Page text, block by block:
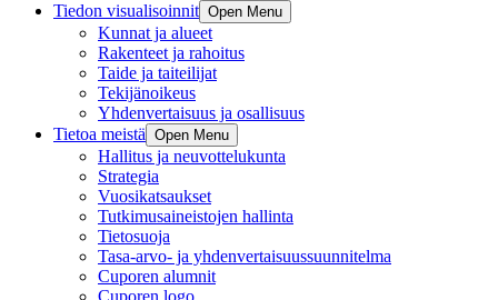
Tiedon visualisoinnit Open Menu
Kunnat ja alueet
Rakenteet ja rahoitus
Taide ja taiteilijat
Tekijänoikeus
Yhdenvertaisuus ja osallisuus
Tietoa meistä Open Menu
Hallitus ja neuvottelukunta
Strategia
Vuosikatsaukset
Tutkimusaineistojen hallinta
Tietosuoja
Tasa-arvo- ja yhdenvertaisuussuunnitelma
Cuporen alumnit
Cuporen logo